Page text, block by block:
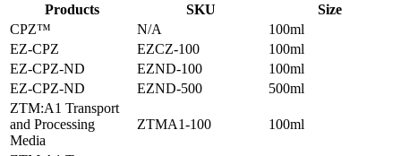
Products SKU
Size
CPZ™
N/A
100ml
EZ-CPZ
EZCZ-100
100ml
EZ-CPZ-ND
EZND-100
100ml
EZ-CPZ-ND
EZND-500
500ml
ZTM:A1 Transport
and Processing
Media
ZTMA1-100 100ml